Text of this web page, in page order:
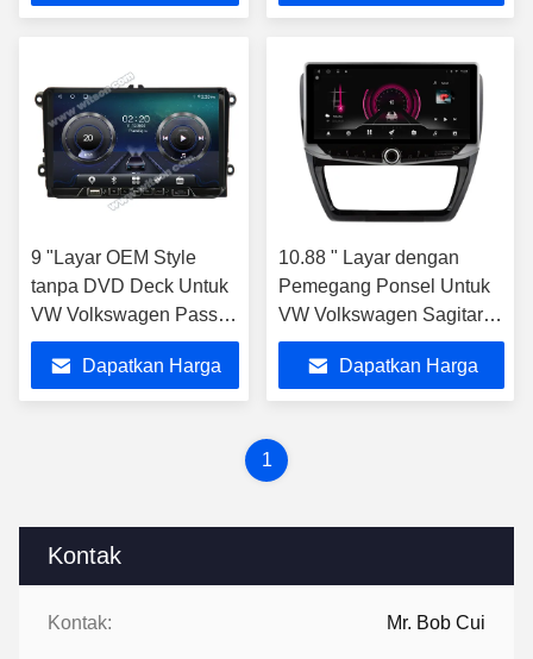
Kontak
Kontak: Mr. Bob Cui
9 "Layar OEM Style
tanpa DVD Deck Untuk
VW Volkswagen Passat
B6 Passat B7 Caddy
Sagitar Golf 5
Dapatkan Harga
10.88 " Layar dengan
Pemegang Ponsel Untuk
VW Volkswagen Sagitar
Jetta 6 Bora 2011-2018
Stereo MobilDapatkan Harga
1